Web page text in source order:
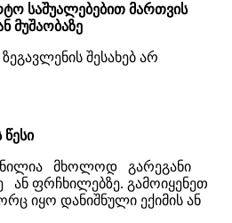
საშუალებებით მართვის
მუშაობაზე
შესახებ არ
მხოლოდ გარეგანი
ან ფრჩხილებზე. გამოიყენეთ
იყო დანიშნული ექიმის ან